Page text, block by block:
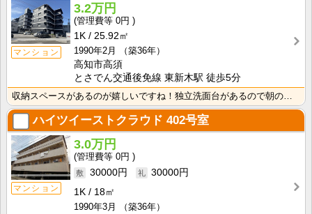
マンション
3.2万円
0円
1K
25.92㎡
1990年2月
（築36年）
高知市高須
とさでん交通後免線 東新木駅 徒歩5分
収納スペースがあるのが嬉しいですね！独立洗面台があるので朝の身支度がラクラクです！
ハイツイーストクラウド 402号室
マンション
3.0万円
0円
30000円
30000円
1K
18㎡
1990年3月
（築36年）